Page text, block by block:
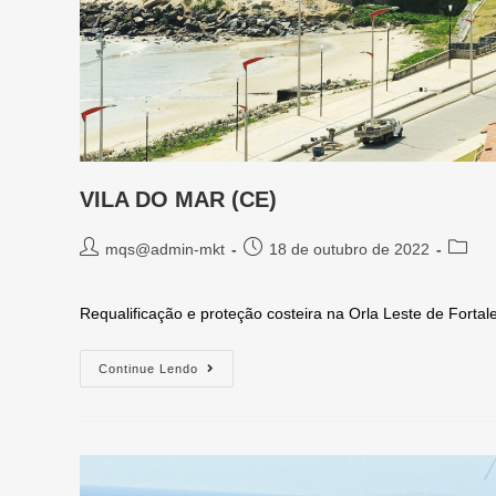
VILA DO MAR (CE)
mqs@admin-mkt 18 de outubro de 2022
Requalificação e proteção costeira na Orla Leste de
Continue Lendo